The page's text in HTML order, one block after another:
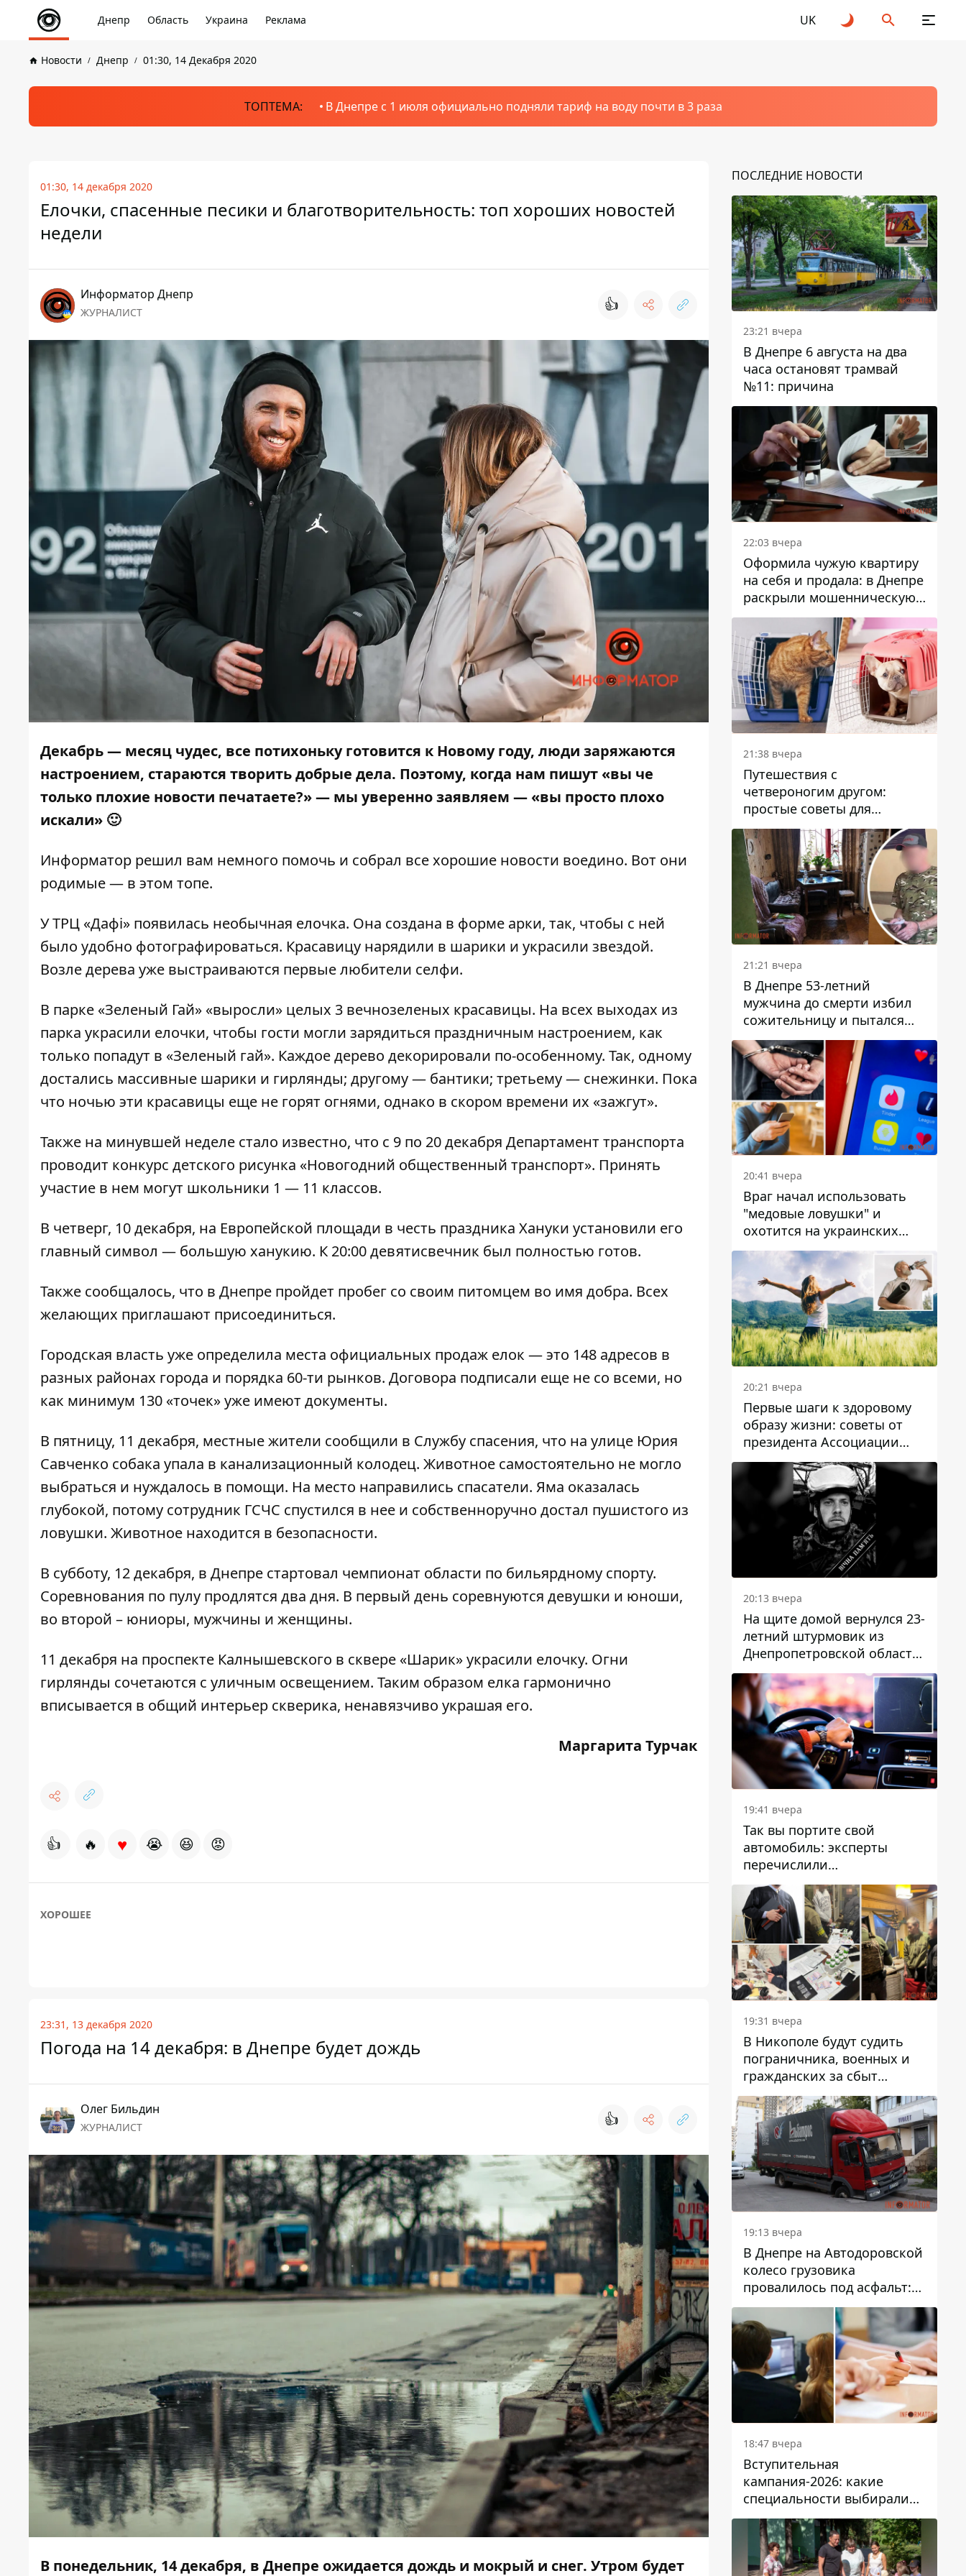
Днепр Область Украина Реклама UK
Новости Днепр 01:30, 14 Декабря 2020
ТОПТЕМА: В Днепре с 1 июля официально подняли тариф на воду почти в 3 раза
01:30, 14 декабря 2020
Елочки, спасенные песики и благотворительность: топ хороших новостей
недели
Информатор Днепр
ЖУРНАЛИСТ 👍
Декабрь — месяц чудес, все потихоньку готовится к Новому году, люди заряжаются
настроением, стараются творить добрые дела. Поэтому, когда нам пишут «вы че
только плохие новости печатаете?» — мы уверенно заявляем — «вы просто плохо
искали» 🙂
Информатор решил вам немного помочь и собрал все хорошие новости воедино. Вот они
родимые — в этом топе.
У ТРЦ «Дафі» появилась необычная елочка. Она создана в форме арки, так, чтобы с ней
было удобно фотографироваться. Красавицу нарядили в шарики и украсили звездой.
Возле дерева уже выстраиваются первые любители селфи.
В парке «Зеленый Гай»«выросли» целых 3 вечнозеленых красавицы. На всех выходах из
парка украсили елочки, чтобы гости могли зарядиться праздничным настроением, как
только попадут в «Зеленый гай». Каждое дерево декорировали по-особенному. Так, одному
достались массивные шарики и гирлянды; другому — бантики; третьему — снежинки. Пока
что ночью эти красавицы еще не горят огнями, однако в скором времени их «зажгут».
Также на минувшей неделе стало известно, что с 9 по 20 декабря Департамент транспорта
проводит конкурс детского рисунка «Новогодний общественный транспорт». Принять
участие в нем могут школьники 1 — 11 классов.
В четверг, 10 декабря, на Европейской площади в честь праздника Хануки установили его
главный символ — большую ханукию. К 20:00 девятисвечник был полностью готов.
Также сообщалось, что в Днепре пройдет пробег со своим питомцем во имя добра. Всех
желающих приглашают присоединиться.
Городская власть уже определила места официальных продаж елок — это 148 адресов в
разных районах города и порядка 60-ти рынков. Договора подписали еще не со всеми, но
как минимум 130 «точек» уже имеют документы.
В пятницу, 11 декабря, местные жители сообщили в Службу спасения, что на улице Юрия
Савченко собака упала в канализационный колодец. Животное самостоятельно не могло
выбраться и нуждалось в помощи. На место направились спасатели. Яма оказалась
глубокой, потому сотрудник ГСЧС спустился в нее и собственноручно достал пушистого из
ловушки. Животное находится в безопасности.
В субботу, 12 декабря, в Днепре стартовал чемпионат области по бильярдному спорту.
Соревнования по пулу продлятся два дня. В первый день соревнуются девушки и юноши,
во второй – юниоры, мужчины и женщины.
11 декабря на проспекте Калнышевского в сквере «Шарик» украсили елочку. Огни
гирлянды сочетаются с уличным освещением. Таким образом елка гармонично
вписывается в общий интерьер скверика, ненавязчиво украшая его.
Маргарита Турчак
👍 🔥 ♥ 😭 😆 😡
ХОРОШЕЕ
23:31, 13 декабря 2020
Погода на 14 декабря: в Днепре будет дождь
Олег Бильдин
ЖУРНАЛИСТ 👍
В понедельник, 14 декабря, в Днепре ожидается дождь и мокрый и снег. Утром будет
ПОСЛЕДНИЕ НОВОСТИ
23:21 вчера
В Днепре 6 августа на два
часа остановят трамвай
№11: причина
22:03 вчера
Оформила чужую квартиру
на себя и продала: в Днепре
раскрыли мошенническую
схему с недвижимостью
21:38 вчера
Путешествия с
четвероногим другом:
простые советы для
поездок с животными
21:21 вчера
В Днепре 53-летний
мужчина до смерти избил
сожительницу и пытался
скрыть преступление:
детали
20:41 вчера
Враг начал использовать
"медовые ловушки" и
охотится на украинских
военнослужащих
20:21 вчера
Первые шаги к здоровому
образу жизни: советы от
президента Ассоциации
диетологов Украины
20:13 вчера
На щите домой вернулся 23-
летний штурмовик из
Днепропетровской области
Богдан Бескровный
19:41 вчера
Так вы портите свой
автомобиль: эксперты
перечислили
распространенные
привычки водителей,
которые на самом деле
вредят машине
19:31 вчера
В Никополе будут судить
пограничника, военных и
гражданских за сбыт
психотропов
19:13 вчера
В Днепре на Автодоровской
колесо грузовика
провалилось под асфальт:
движение заблокировано
18:47 вчера
Вступительная
кампания-2026: какие
специальности выбирали
абитуриенты в Украине